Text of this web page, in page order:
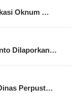
Oknum …
Dilaporkan…
Perpust…